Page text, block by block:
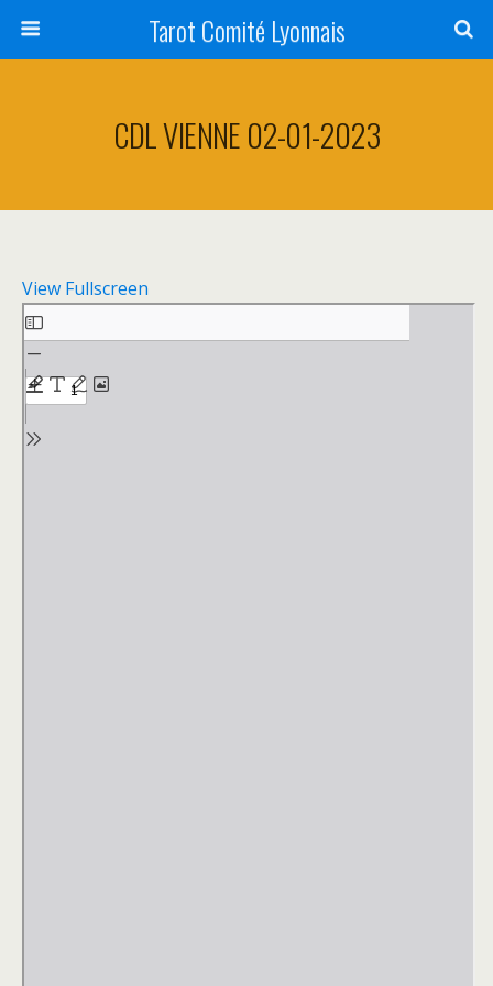
Tarot Comité Lyonnais
CDL VIENNE 02-01-2023
View Fullscreen